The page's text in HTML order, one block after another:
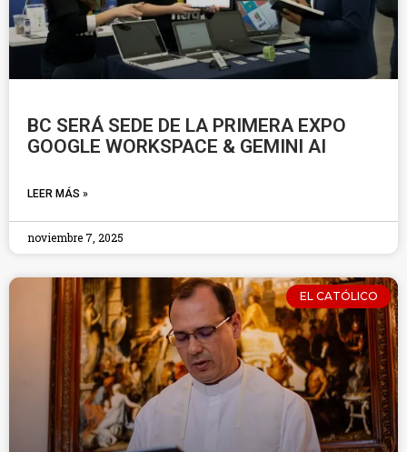
BC SERÁ SEDE DE LA PRIMERA EXPO
GOOGLE WORKSPACE & GEMINI AI
LEER MÁS »
noviembre 7, 2025
EL CATÓLICO